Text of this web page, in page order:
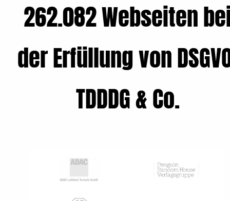
262.082 Webseiten
der Erfüllung von
TDDDG & Co.